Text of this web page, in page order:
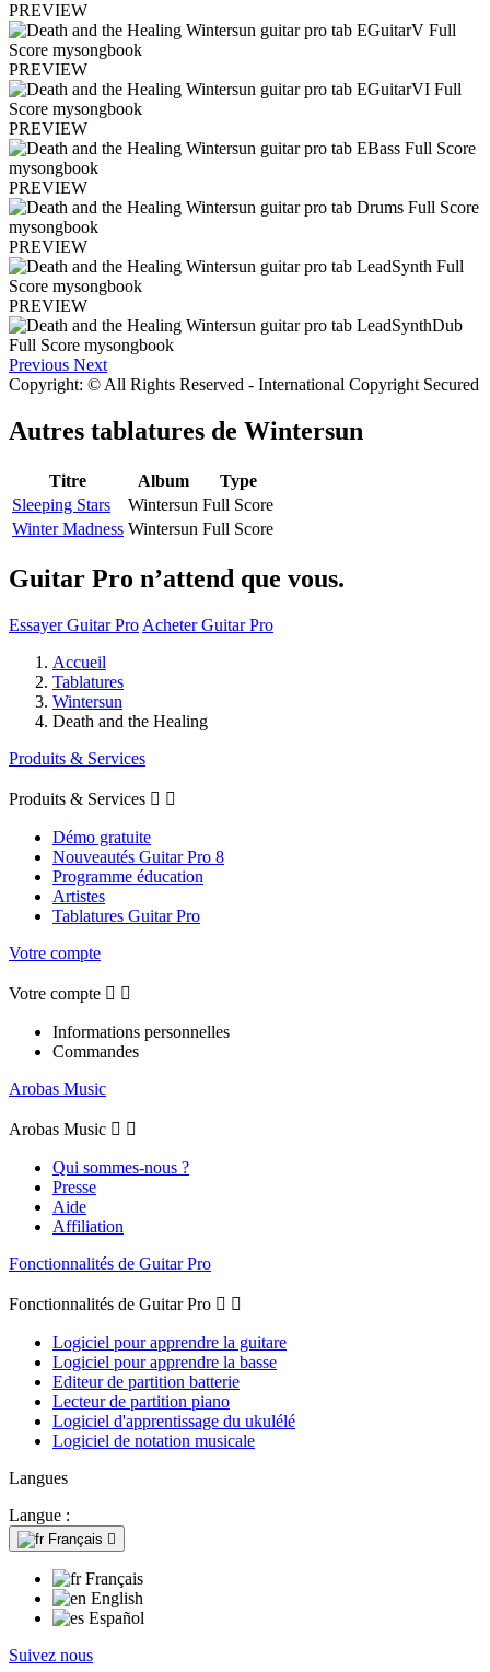
PREVIEW
PREVIEW
PREVIEW
PREVIEW
PREVIEW
PREVIEW
Previous Next
Copyright: © All Rights Reserved - International Copyright Secured
Autres tablatures de Wintersun
Titre Album
Type
Sleeping Stars
Wintersun Full Score
Winter Madness Wintersun Full Score
Guitar Pro n’attend que vous.
Essayer Guitar Pro Acheter Guitar Pro
Accueil
Tablatures
Wintersun
Death and the Healing
Produits & Services
Produits & Services  
Démo gratuite
Nouveautés Guitar Pro 8
Programme éducation
Artistes
Tablatures Guitar Pro
Votre compte
Votre compte  
Informations personnelles
Commandes
Arobas Music
Arobas Music  
Qui sommes-nous ?
Presse
Aide
Affiliation
Fonctionnalités de Guitar Pro
Fonctionnalités de Guitar Pro  
Logiciel pour apprendre la guitare
Logiciel pour apprendre la basse
Editeur de partition batterie
Lecteur de partition piano
Logiciel d'apprentissage du ukulélé
Logiciel de notation musicale
Langues
Langue :
Français 
Français
English
Español
Suivez nous